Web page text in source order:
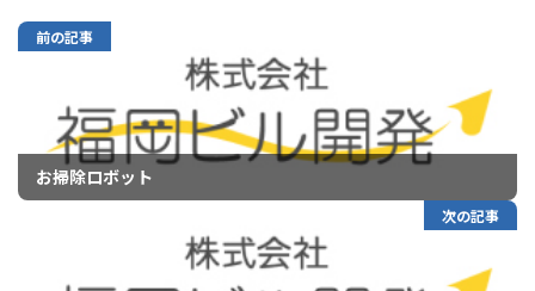
前の記事
お掃除ロボット
次の記事